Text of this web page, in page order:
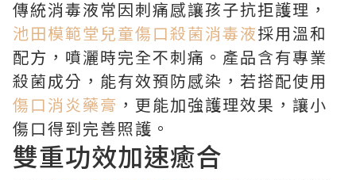
傳統消毒液常因刺痛感讓孩子抗拒護理，
池田模範堂兒童傷口殺菌消毒液採用溫和
配方，噴灑時完全不刺痛。產品含有專業
殺菌成分，能有效預防感染，若搭配使用
傷口消炎藥膏 ，更能加強護理效果，讓小
傷口得到完善照護。
雙重功效加速癒合